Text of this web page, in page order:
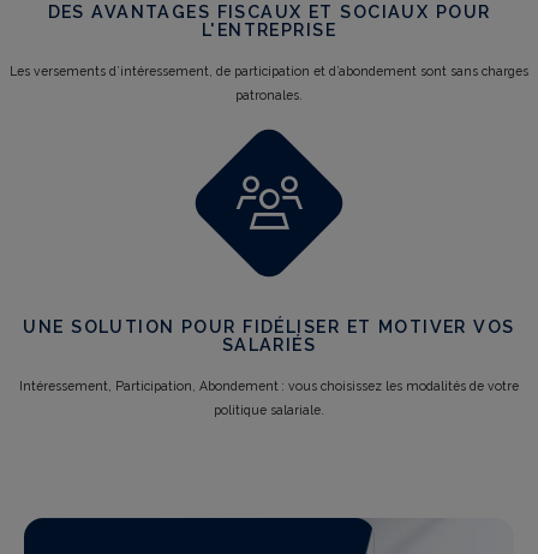
DES AVANTAGES FISCAUX ET SOCIAUX POUR
L'ENTREPRISE
Les versements d’intéressement, de participation et d’abondement sont sans charges
patronales.
UNE SOLUTION POUR FIDÉLISER ET MOTIVER VOS
SALARIÉS
Intéressement, Participation, Abondement : vous choisissez les modalités de votre
politique salariale.